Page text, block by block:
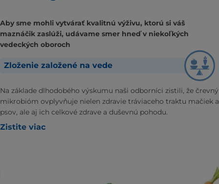
Aby sme mohli vytvárať kvalitnú výživu, ktorú si váš
maznáčik zaslúži, udávame smer hneď v niekoľkých
vedeckých oboroch
Zloženie založené na vede
Na základe dlhodobého výskumu naši odborníci zistili, že črevný
mikrobióm ovplyvňuje nielen zdravie tráviaceho traktu mačiek a
psov, ale aj ich celkové zdrave a duševnú pohodu.
Zistite viac